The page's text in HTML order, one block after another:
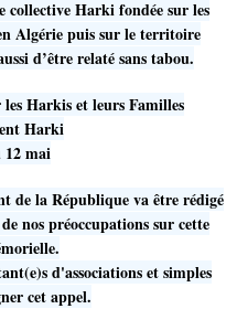
collective Harki fondée sur les
Algérie puis sur le territoire
d’être relaté sans tabou.
Harkis et leurs Familles
Harki
mai
de la République va être rédigé
nos préoccupations sur cette
d'associations et simples
cet appel.